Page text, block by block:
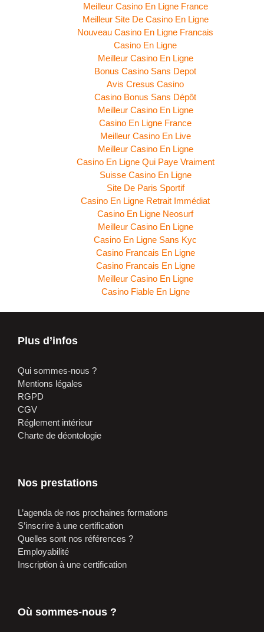
Meilleur Casino En Ligne France
Meilleur Site De Casino En Ligne
Nouveau Casino En Ligne Francais
Casino En Ligne
Meilleur Casino En Ligne
Bonus Casino Sans Depot
Avis Cresus Casino
Casino Bonus Sans Dépôt
Meilleur Casino En Ligne
Casino En Ligne France
Meilleur Casino En Live
Meilleur Casino En Ligne
Casino En Ligne Qui Paye Vraiment
Suisse Casino En Ligne
Site De Paris Sportif
Casino En Ligne Retrait Immédiat
Casino En Ligne Neosurf
Meilleur Casino En Ligne
Casino En Ligne Sans Kyc
Casino Francais En Ligne
Casino Francais En Ligne
Meilleur Casino En Ligne
Casino Fiable En Ligne
Plus d’infos
Qui sommes-nous ?
Mentions légales
RGPD
CGV
Réglement intérieur
Charte de déontologie
Nos prestations
L’agenda de nos prochaines formations
S’inscrire à une certification
Quelles sont nos références ?
Employabilité
Inscription à une certification
Où sommes-nous ?